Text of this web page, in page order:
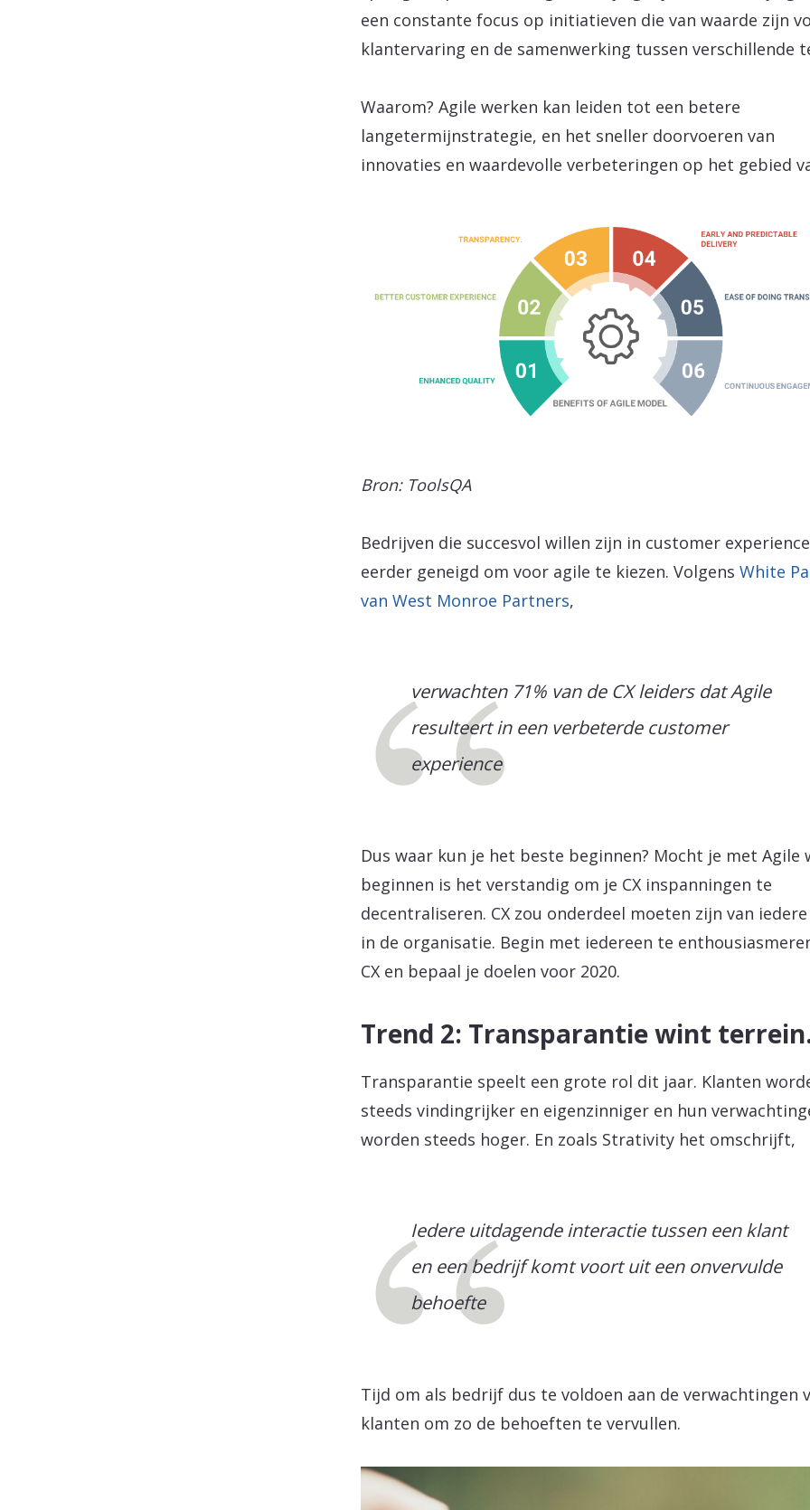
een constante focus op initiatieven die van waarde zijn
klantervaring en de samenwerking tussen verschillende
Waarom? Agile werken kan leiden tot een betere
langetermijnstrategie, en het sneller doorvoeren van
innovaties en waardevolle verbeteringen op het gebied
Bron: ToolsQA
Bedrijven die succesvol willen zijn in customer
eerder geneigd om voor agile te kiezen. Volgens White
van West Monroe Partners,
verwachten 71% van de CX leiders dat Agile
resulteert in een verbeterde customer
experience
Dus waar kun je het beste beginnen? Mocht je met Agile
beginnen is het verstandig om je CX inspanningen te
decentraliseren. CX zou onderdeel moeten zijn van
in de organisatie. Begin met iedereen te
CX en bepaal je doelen voor 2020.
Trend 2: Transparantie wint
Transparantie speelt een grote rol dit jaar. Klanten
steeds vindingrijker en eigenzinniger en hun
worden steeds hoger. En zoals Strativity het omschrijft,
Iedere uitdagende interactie tussen een klant
en een bedrijf komt voort uit een onvervulde
behoefte
Tijd om als bedrijf dus te voldoen aan de verwachtingen
klanten om zo de behoeften te vervullen.